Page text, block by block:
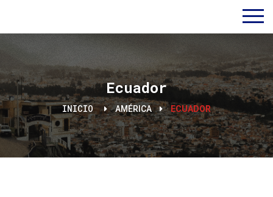
Ecuador
INICIO AMÉRICA ECUADOR